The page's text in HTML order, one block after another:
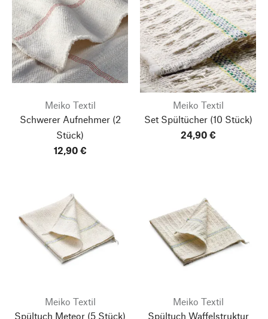
Meiko Textil
Schwerer Aufnehmer(2
Stück)
12,90 €
Meiko Textil
Set Spültücher(10 Stück)
24,90 €
Meiko Textil
Spültuch Meteor (5 Stück)
Meiko Textil
Spültuch Waffelstruktur